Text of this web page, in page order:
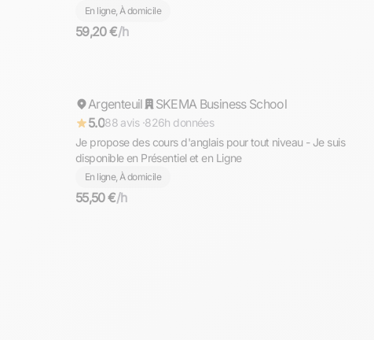
Supérieur (prépa)
En ligne, À domicile
59,20 €/h
Répond rapidement
Argenteuil
SKEMA Business School
5.088 avis ·826h données
Je propose des cours d'anglais pour tout niveau - Je suis
disponible en Présentiel et en Ligne
En ligne, À domicile
55,50 €/h